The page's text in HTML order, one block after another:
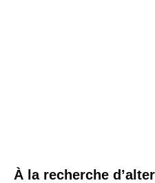
À la recherche